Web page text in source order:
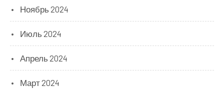
Ноябрь 2024
Июль 2024
Апрель 2024
Март 2024